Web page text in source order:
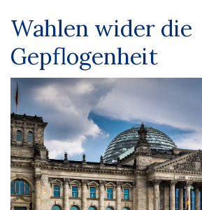
Wahlen wider die
Gepflogenheit